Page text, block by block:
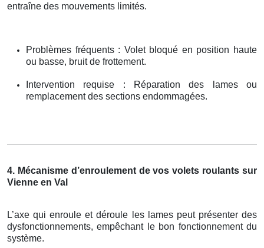
entraîne des mouvements limités.
Problèmes fréquents : Volet bloqué en position haute
ou basse, bruit de frottement.
Intervention requise : Réparation des lames ou
remplacement des sections endommagées.
4. Mécanisme d’enroulement de vos volets roulants sur
Vienne en Val
L’axe qui enroule et déroule les lames peut présenter des
dysfonctionnements, empêchant le bon fonctionnement du
système.